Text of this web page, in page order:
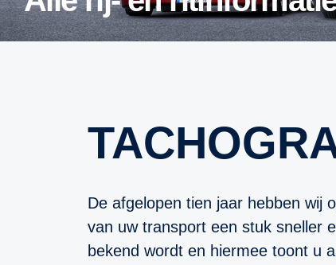
De afgelopen tien jaar hebben wij
van uw transport een stuk sneller
bekend wordt en hiermee toont u